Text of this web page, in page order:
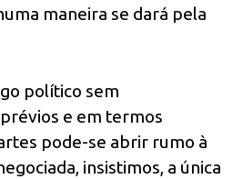
maneira se dará pela
político sem
e em termos
pode-se abrir rumo à
insistimos, a única